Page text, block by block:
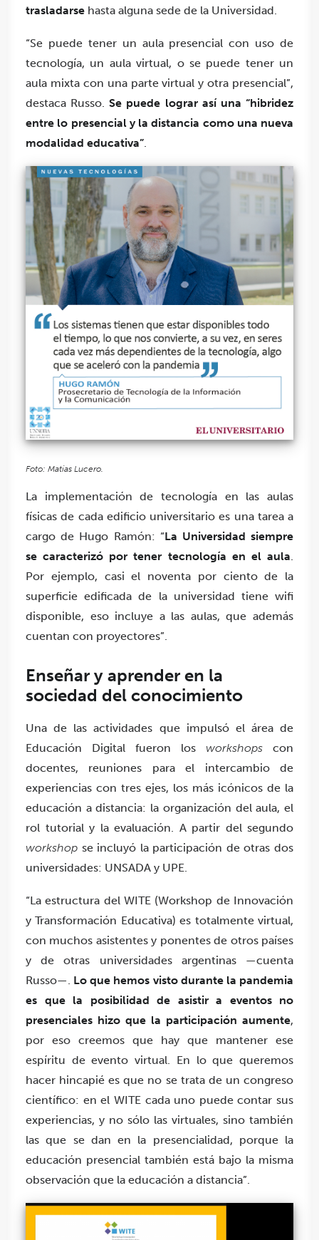
trasladarse hasta alguna sede de la Universidad.
“Se puede tener un aula presencial con uso de
tecnología, un aula virtual, o se puede tener un
aula mixta con una parte virtual y otra presencial”,
destaca Russo.Se puede lograr así una “hibridez
entre lo presencial y la distancia como una nueva
modalidad educativa”
Foto: Matías Lucero.
La implementación de tecnología en las aulas
físicas de cada edificio universitario es una tarea a
cargo de Hugo Ramón: “La Universidad siempre
se caracterizó por tener tecnología en el aula
Por ejemplo, casi el noventa por ciento de la
superficie edificada de la universidad tiene wifi
disponible, eso incluye a las aulas, que además
cuentan con proyectores”.
Enseñar y aprender en la
sociedad del conocimiento
Una de las actividades que impulsó el área de
Educación Digital fueron los workshops con
docentes, reuniones para el intercambio de
experiencias con tres ejes, los más icónicos de la
educación a distancia: la organización del aula, el
rol tutorial y la evaluación. A partir del segundo
workshop se incluyó la participación de otras dos
universidades: UNSADA y UPE.
“La estructura del WITE (Workshop de Innovación
y Transformación Educativa) es totalmente virtual,
con muchos asistentes y ponentes de otros países
y de otras universidades argentinas —cuenta
Russo—. Lo que hemos visto durante la pandemia
es que la posibilidad de asistir a eventos no
presenciales hizo que la participación aumente,
por eso creemos que hay que mantener ese
espíritu de evento virtual. En lo que queremos
hacer hincapié es que no se trata de un congreso
científico: en el WITE cada uno puede contar sus
experiencias, y no sólo las virtuales, sino también
las que se dan en la presencialidad, porque la
educación presencial también está bajo la misma
observación que la educación a distancia”.